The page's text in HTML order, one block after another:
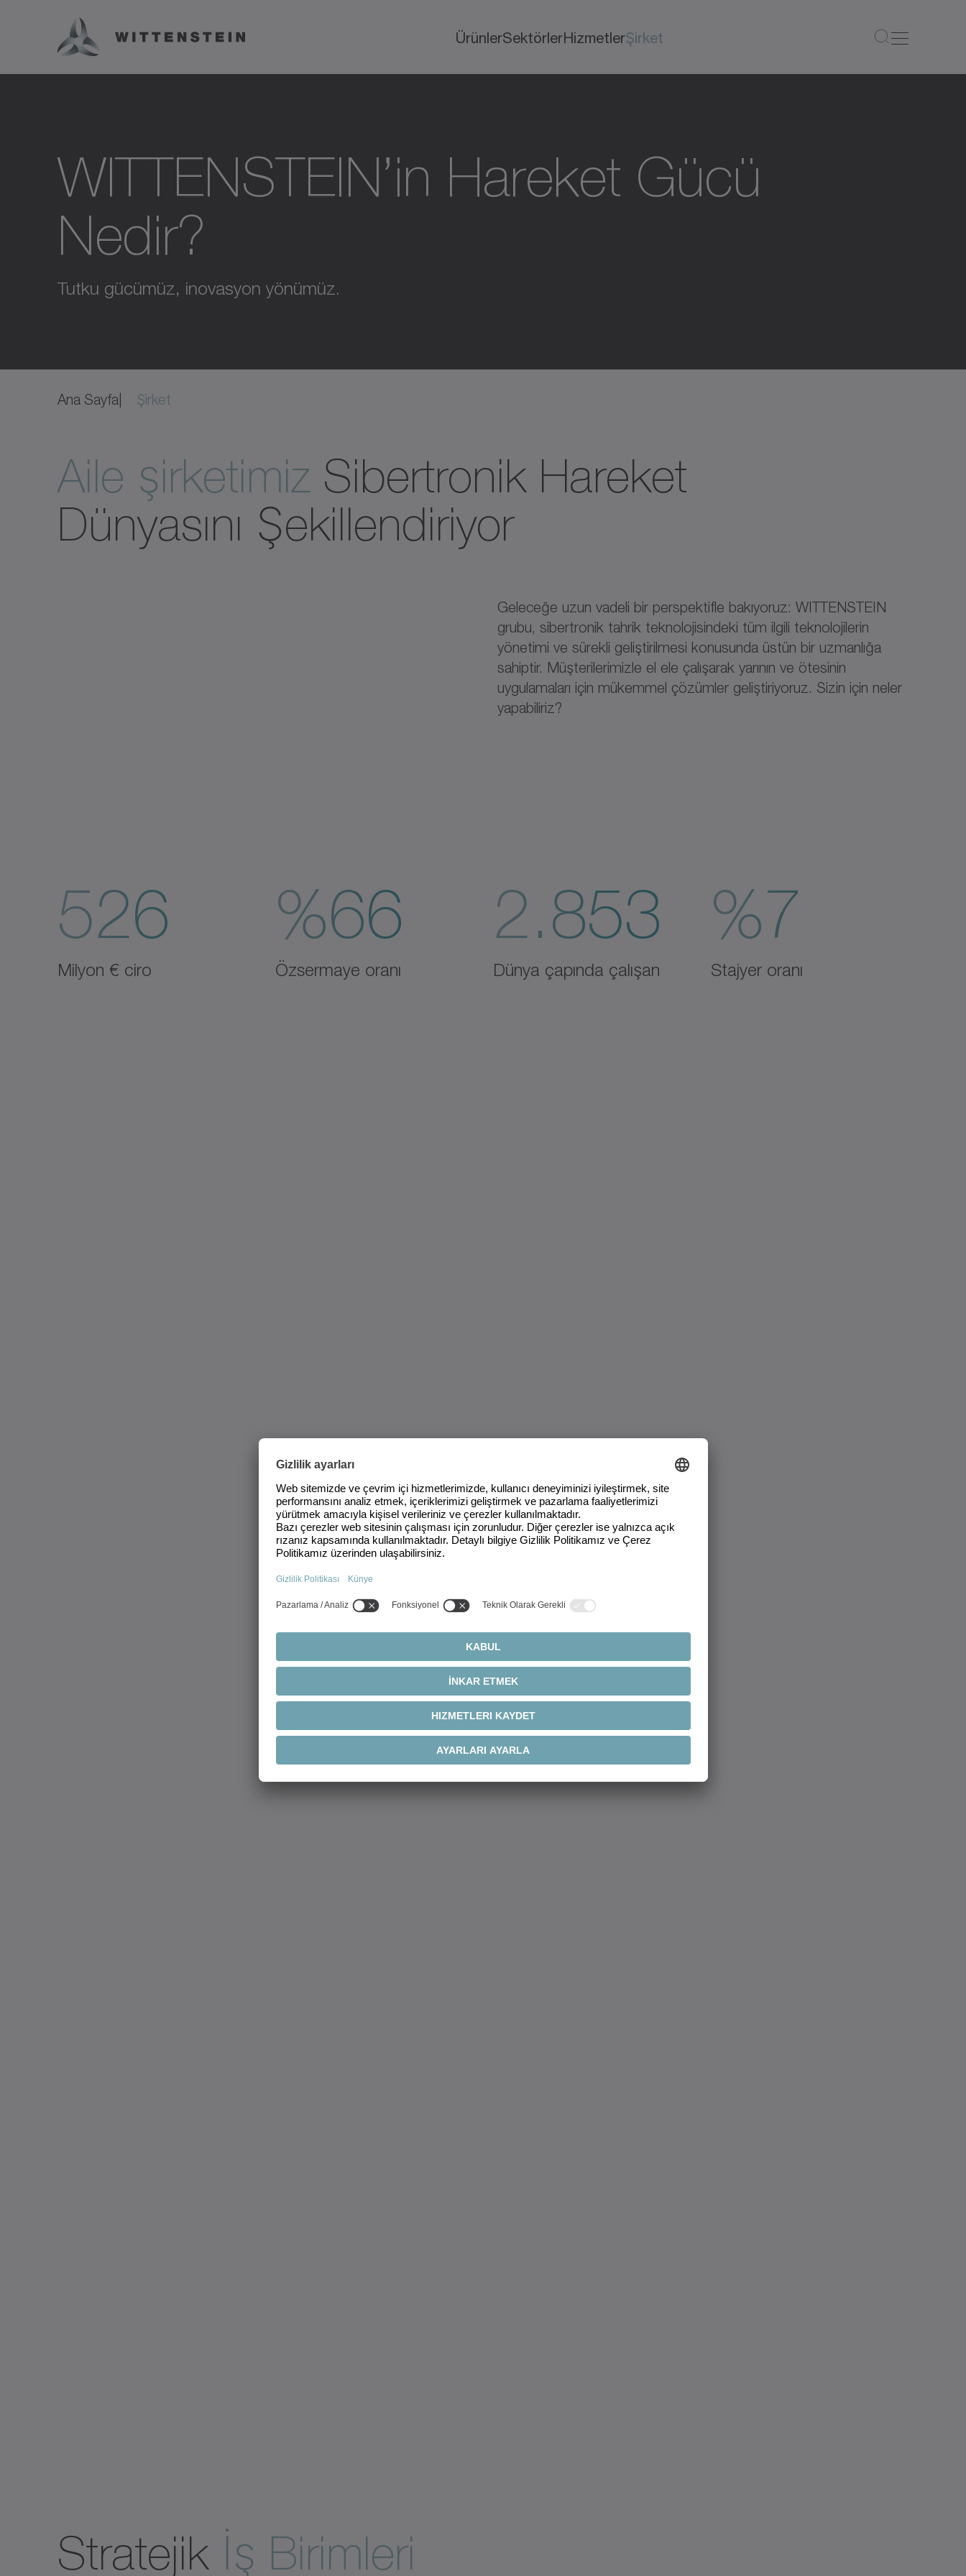
ÜrünlerSektörlerHizmetlerŞirket
WITTENSTEIN’in Hareket Gücü
Nedir?
Tutku gücümüz, inovasyon yönümüz.
Ana Sayfa Şirket
Aile şirketimiz Sibertronik Hareket
Dünyasını Şekillendiriyor
Geleceğe uzun vadeli bir perspektifle bakıyoruz: WITTENSTEIN
grubu, sibertronik tahrik teknolojisindeki tüm ilgili teknolojilerin
yönetimi ve sürekli geliştirilmesi konusunda üstün bir uzmanlığa
sahiptir. Müşterilerimizle el ele çalışarak yarının ve ötesinin
uygulamaları için mükemmel çözümler geliştiriyoruz. Sizin için neler
yapabiliriz?
526
Milyon € ciro
%66
Özsermaye oranı
2.853
Dünya çapında çalışan
%7
Stajyer oranı
Stratejik İş Birimleri